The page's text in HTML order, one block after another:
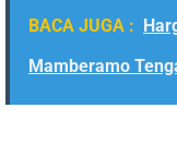
BACA JUGA :
Mamberamo